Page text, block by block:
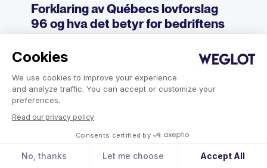
Cookies
We use cookies to improve your experience
and analyze traffic. You can accept or customize your
preferences.
Read our privacy policy
Consents certified by
No, thanks Let me choose Accept All
Forklaring av Québecs lovforslag
96 og hva det betyr for bedriftens
nettsted
Forstå hvordan Quebecs lovforslag 96 påvirker
tilgjengelighetsbestemmelser og potensielle
konsekvenser for din tilstedeværelse på nettet.